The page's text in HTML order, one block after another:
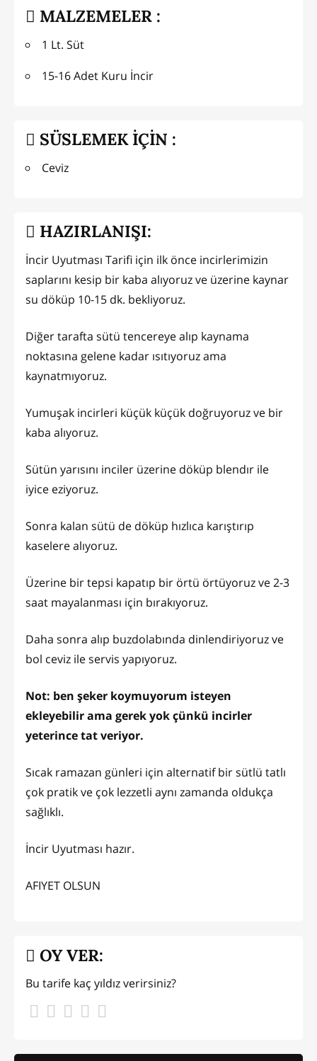
MALZEMELER :
1 Lt. Süt
15-16 Adet Kuru İncir
SÜSLEMEK İÇİN :
Ceviz
HAZIRLANIŞI:
İncir Uyutması Tarifi için ilk önce incirlerimizin
saplarını kesip bir kaba alıyoruz ve üzerine kaynar
su döküp 10-15 dk. bekliyoruz.
Diğer tarafta sütü tencereye alıp kaynama
noktasına gelene kadar ısıtıyoruz ama
kaynatmıyoruz.
Yumuşak incirleri küçük küçük doğruyoruz ve bir
kaba alıyoruz.
Sütün yarısını inciler üzerine döküp blendır ile
iyice eziyoruz.
Sonra kalan sütü de döküp hızlıca karıştırıp
kaselere alıyoruz.
Üzerine bir tepsi kapatıp bir örtü örtüyoruz ve 2-3
saat mayalanması için bırakıyoruz.
Daha sonra alıp buzdolabında dinlendiriyoruz ve
bol ceviz ile servis yapıyoruz.
Not: ben şeker koymuyorum isteyen
ekleyebilir ama gerek yok çünkü incirler
yeterince tat veriyor.
Sıcak ramazan günleri için alternatif bir sütlü tatlı
çok pratik ve çok lezzetli aynı zamanda oldukça
sağlıklı.
İncir Uyutması hazır.
AFIYET OLSUN
OY VER:
Bu tarife kaç yıldız verirsiniz?